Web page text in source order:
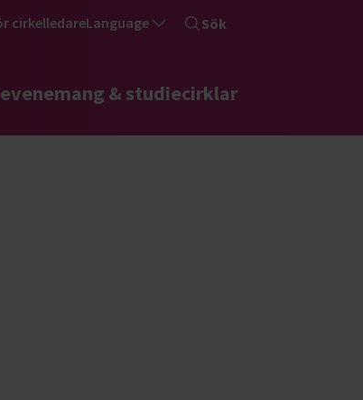
cirkelledareLanguage Sök
& studiecirklar